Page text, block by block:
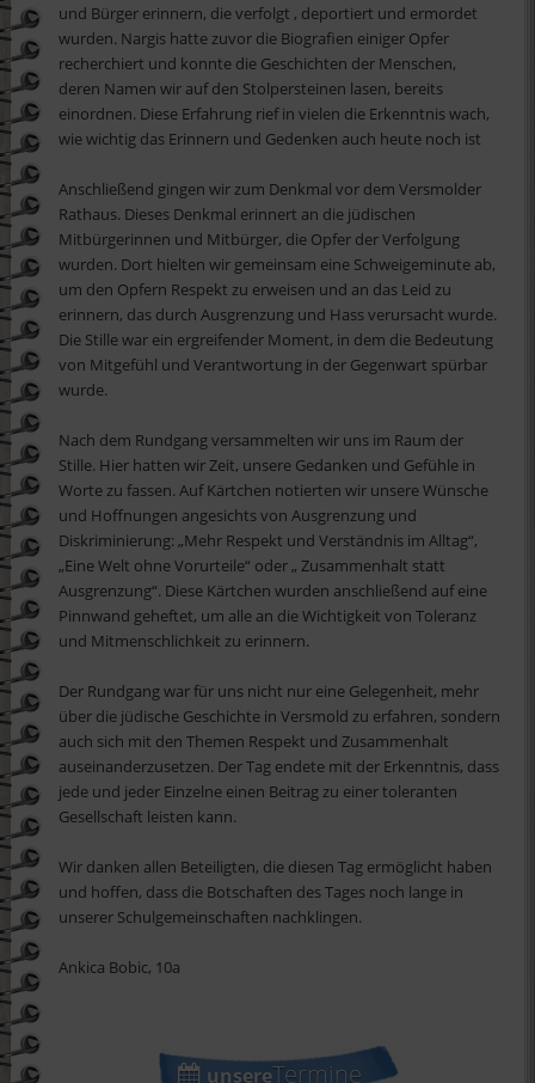
und Bürger erinnern, die verfolgt , deportiert und ermordet
wurden. Nargis hatte zuvor die Biografien einiger Opfer
recherchiert und konnte die Geschichten der Menschen,
deren Namen wir auf den Stolpersteinen lasen, bereits
einordnen. Diese Erfahrung rief in vielen die Erkenntnis wach,
wie wichtig das Erinnern und Gedenken auch heute noch ist
Anschließend gingen wir zum Denkmal vor dem Versmolder
Rathaus. Dieses Denkmal erinnert an die jüdischen
Mitbürgerinnen und Mitbürger, die Opfer der Verfolgung
wurden. Dort hielten wir gemeinsam eine Schweigeminute ab,
um den Opfern Respekt zu erweisen und an das Leid zu
erinnern, das durch Ausgrenzung und Hass verursacht wurde.
Die Stille war ein ergreifender Moment, in dem die Bedeutung
von Mitgefühl und Verantwortung in der Gegenwart spürbar
wurde.
Nach dem Rundgang versammelten wir uns im Raum der
Stille. Hier hatten wir Zeit, unsere Gedanken und Gefühle in
Worte zu fassen. Auf Kärtchen notierten wir unsere Wünsche
und Hoffnungen angesichts von Ausgrenzung und
Diskriminierung: „Mehr Respekt und Verständnis im Alltag“,
„Eine Welt ohne Vorurteile“ oder „ Zusammenhalt statt
Ausgrenzung“. Diese Kärtchen wurden anschließend auf eine
Pinnwand geheftet, um alle an die Wichtigkeit von Toleranz
und Mitmenschlichkeit zu erinnern.
Der Rundgang war für uns nicht nur eine Gelegenheit, mehr
über die jüdische Geschichte in Versmold zu erfahren, sondern
auch sich mit den Themen Respekt und Zusammenhalt
auseinanderzusetzen. Der Tag endete mit der Erkenntnis, dass
jede und jeder Einzelne einen Beitrag zu einer toleranten
Gesellschaft leisten kann.
Wir danken allen Beteiligten, die diesen Tag ermöglicht haben
und hoffen, dass die Botschaften des Tages noch lange in
unserer Schulgemeinschaften nachklingen.
Ankica Bobic, 10a
unsereTermine